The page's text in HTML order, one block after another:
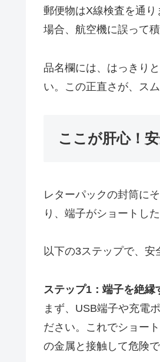
郵便物はX線検査を通
場合、航空機に誤って
品名欄には、はっきりと
い。この正直さが、ス
ここが肝心！
レターパックの封筒に
り、端子がショートし
以下の3ステップで、安
ステップ1：端子を絶縁
まず、USB端子や充電
ださい。これでショー
の金属と接触して危険で